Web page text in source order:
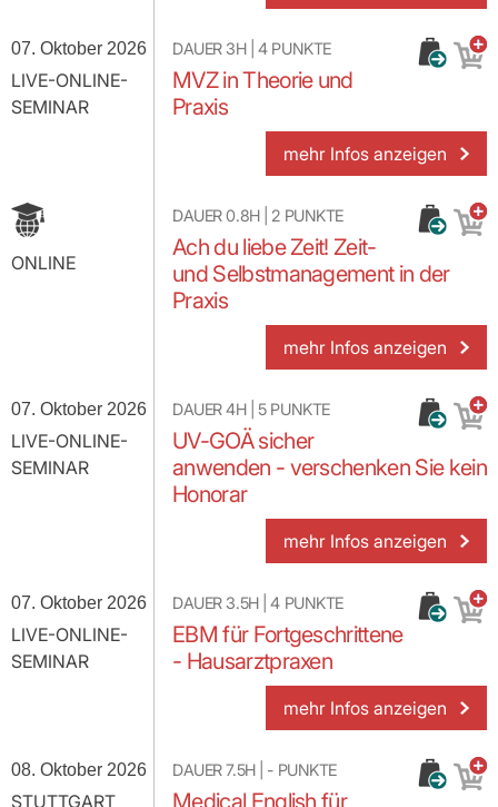
07. Oktober 2026
LIVE-ONLINE-
SEMINAR
DAUER 3H|4PUNKTE
MVZ in Theorie und
Praxis
mehr Infos anzeigen
ONLINE
DAUER0.8H| 2 PUNKTE
Ach du liebe Zeit! Zeit-
und Selbstmanagement in der
Praxis
mehr Infos anzeigen
07. Oktober 2026
LIVE-ONLINE-
SEMINAR
DAUER4H|5PUNKTE
UV-GOÄ sicher
anwenden - verschenken Sie kein
Honorar
mehr Infos anzeigen
07. Oktober 2026
LIVE-ONLINE-
SEMINAR
DAUER 3.5H|4 PUNKTE
EBM für Fortgeschrittene
- Hausarztpraxen
mehr Infos anzeigen
08. Oktober 2026
STUTTGART
DAUER7.5H| - PUNKTE